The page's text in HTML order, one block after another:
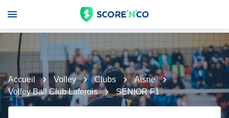
Accueil Volley Clubs
Aisne
Volley Ball Club Laferois
SENIOR F1